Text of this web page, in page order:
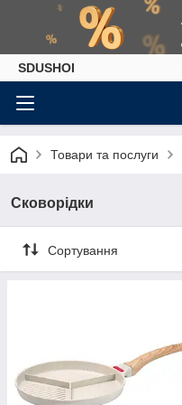
SDUSHOI
Товари та послуги
Сковорідки
Сортування